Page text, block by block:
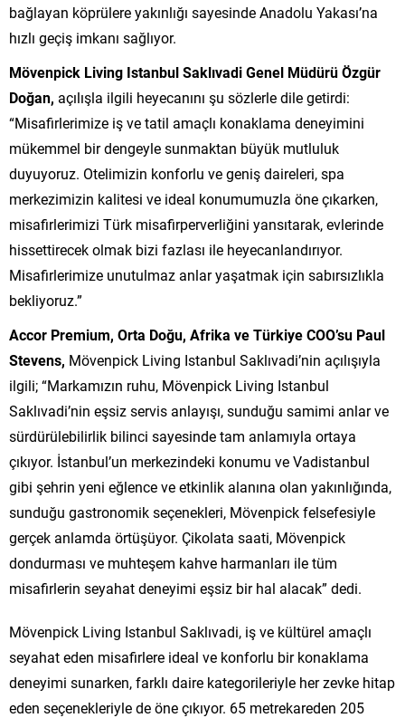
bağlayan köprülere yakınlığı sayesinde Anadolu Yakası’na
hızlı geçiş imkanı sağlıyor.
Mövenpick Living Istanbul Saklıvadi Genel Müdürü Özgür
Doğan, açılışla ilgili heyecanını şu sözlerle dile getirdi:
“Misafirlerimize iş ve tatil amaçlı konaklama deneyimini
mükemmel bir dengeyle sunmaktan büyük mutluluk
duyuyoruz. Otelimizin konforlu ve geniş daireleri, spa
merkezimizin kalitesi ve ideal konumumuzla öne çıkarken,
misafirlerimizi Türk misafirperverliğini yansıtarak, evlerinde
hissettirecek olmak bizi fazlası ile heyecanlandırıyor.
Misafirlerimize unutulmaz anlar yaşatmak için sabırsızlıkla
bekliyoruz.”
Accor Premium, Orta Doğu, Afrika ve Türkiye COO’su Paul
Stevens, Mövenpick Living Istanbul Saklıvadi’nin açılışıyla
ilgili; “Markamızın ruhu, Mövenpick Living Istanbul
Saklıvadi’nin eşsiz servis anlayışı, sunduğu samimi anlar ve
sürdürülebilirlik bilinci sayesinde tam anlamıyla ortaya
çıkıyor. İstanbul’un merkezindeki konumu ve Vadistanbul
gibi şehrin yeni eğlence ve etkinlik alanına olan yakınlığında,
sunduğu gastronomik seçenekleri, Mövenpick felsefesiyle
gerçek anlamda örtüşüyor. Çikolata saati, Mövenpick
dondurması ve muhteşem kahve harmanları ile tüm
misafirlerin seyahat deneyimi eşsiz bir hal alacak” dedi.
Mövenpick Living Istanbul Saklıvadi, iş ve kültürel amaçlı
seyahat eden misafirlere ideal ve konforlu bir konaklama
deneyimi sunarken, farklı daire kategorileriyle her zevke hitap
eden seçenekleriyle de öne çıkıyor. 65 metrekareden 205